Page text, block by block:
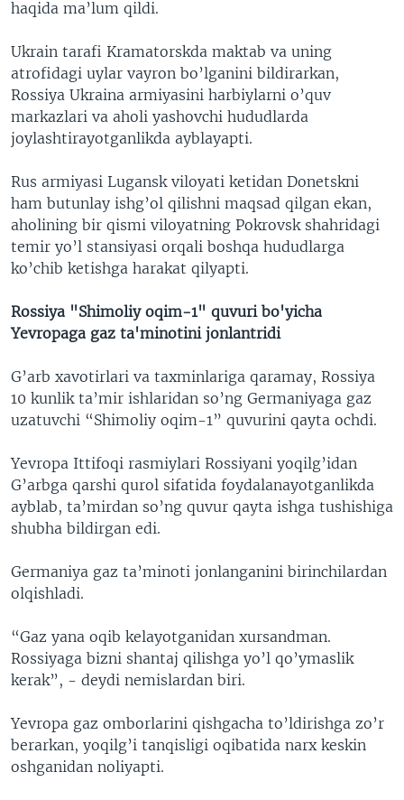
haqida ma’lum qildi.
Ukrain tarafi Kramatorskda maktab va uning
atrofidagi uylar vayron bo’lganini bildirarkan,
Rossiya Ukraina armiyasini harbiylarni o’quv
markazlari va aholi yashovchi hududlarda
joylashtirayotganlikda ayblayapti.
Rus armiyasi Lugansk viloyati ketidan Donetskni
ham butunlay ishg’ol qilishni maqsad qilgan ekan,
aholining bir qismi viloyatning Pokrovsk shahridagi
temir yo’l stansiyasi orqali boshqa hududlarga
ko’chib ketishga harakat qilyapti.
Rossiya "Shimoliy oqim-1" quvuri bo'yicha
Yevropaga gaz ta'minotini jonlantridi
G’arb xavotirlari va taxminlariga qaramay, Rossiya
10 kunlik ta’mir ishlaridan so’ng Germaniyaga gaz
uzatuvchi “Shimoliy oqim-1” quvurini qayta ochdi.
Yevropa Ittifoqi rasmiylari Rossiyani yoqilg’idan
G’arbga qarshi qurol sifatida foydalanayotganlikda
ayblab, ta’mirdan so’ng quvur qayta ishga tushishiga
shubha bildirgan edi.
Germaniya gaz ta’minoti jonlanganini birinchilardan
olqishladi.
“Gaz yana oqib kelayotganidan xursandman.
Rossiyaga bizni shantaj qilishga yo’l qo’ymaslik
kerak”, - deydi nemislardan biri.
Yevropa gaz omborlarini qishgacha to’ldirishga zo’r
berarkan, yoqilg’i tanqisligi oqibatida narx keskin
oshganidan noliyapti.